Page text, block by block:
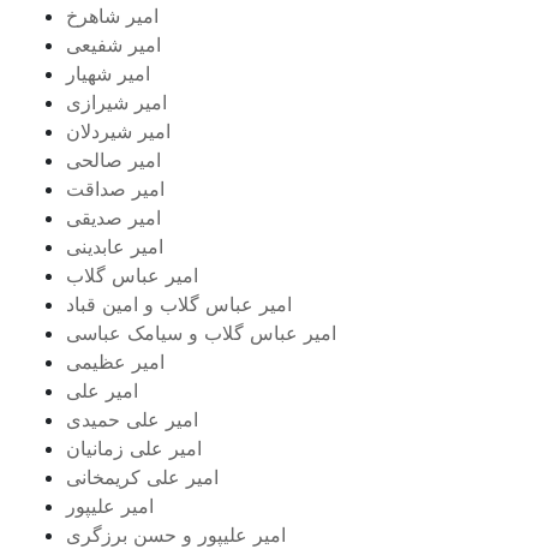
امیر شاهرخ
امیر شفیعی
امیر شهیار
امیر شیرازی
امیر شیردلان
امیر صالحی
امیر صداقت
امیر صدیقی
امیر عابدینی
امیر عباس گلاب
امیر عباس گلاب و امین قباد
امیر عباس گلاب و سیامک عباسی
امیر عظیمی
امیر علی
امیر علی حمیدی
امیر علی زمانیان
امیر علی کریمخانی
امیر علیپور
امیر علیپور و حسن برزگری